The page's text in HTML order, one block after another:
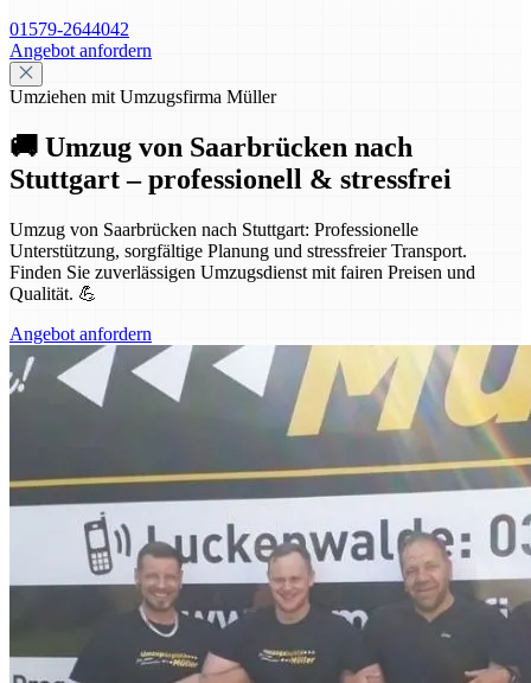
01579-2644042
Angebot anfordern
Umziehen mit Umzugsfirma Müller
🚚 Umzug von Saarbrücken nach
Stuttgart – professionell & stressfrei
Umzug von Saarbrücken nach Stuttgart: Professionelle
Unterstützung, sorgfältige Planung und stressfreier Transport.
Finden Sie zuverlässigen Umzugsdienst mit fairen Preisen und
Qualität. 💪
Angebot anfordern